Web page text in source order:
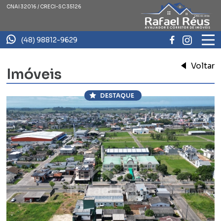
CNAI 32016 / CRECI-SC 35126
(48) 98812-9629
Voltar
Imóveis
DESTAQUE